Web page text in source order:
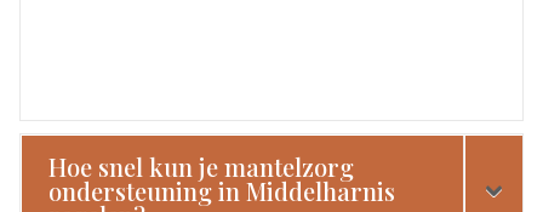
Hoe snel kun je mantelzorg
ondersteuning in Middelharnis